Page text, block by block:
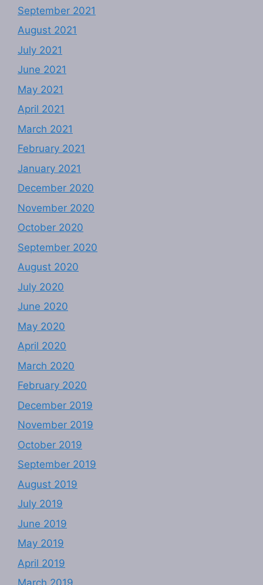
September 2021
August 2021
July 2021
June 2021
May 2021
April 2021
March 2021
February 2021
January 2021
December 2020
November 2020
October 2020
September 2020
August 2020
July 2020
June 2020
May 2020
April 2020
March 2020
February 2020
December 2019
November 2019
October 2019
September 2019
August 2019
July 2019
June 2019
May 2019
April 2019